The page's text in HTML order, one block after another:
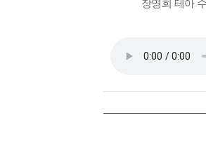
장영희 테아